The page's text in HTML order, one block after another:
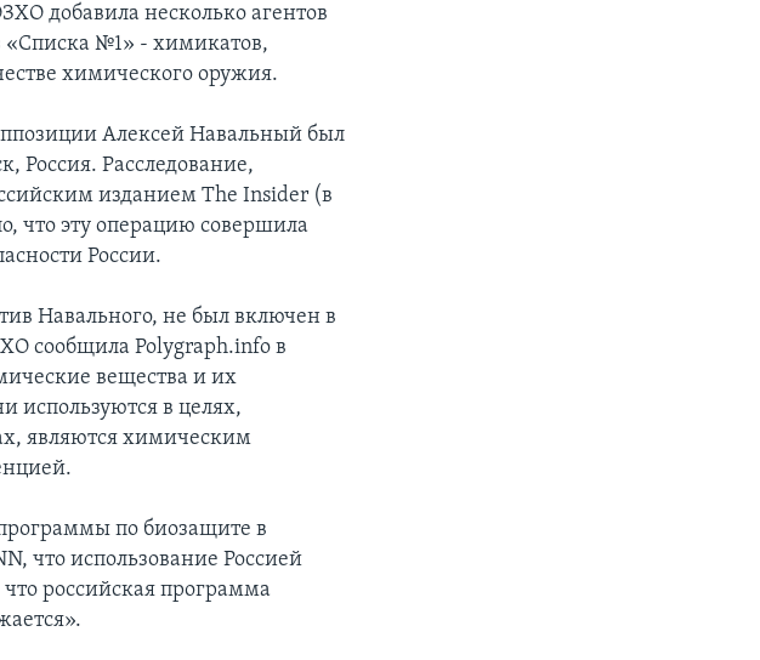
добавила несколько агентов
«Списка №1» - химикатов,
химического оружия.
Алексей Навальный был
Россия. Расследование,
изданием The Insider (в
что эту операцию совершила
России.
Навального, не был включен в
сообщила Polygraph.info в
вещества и их
используются в целях,
являются химическим
по биозащите в
что использование Россией
российская программа